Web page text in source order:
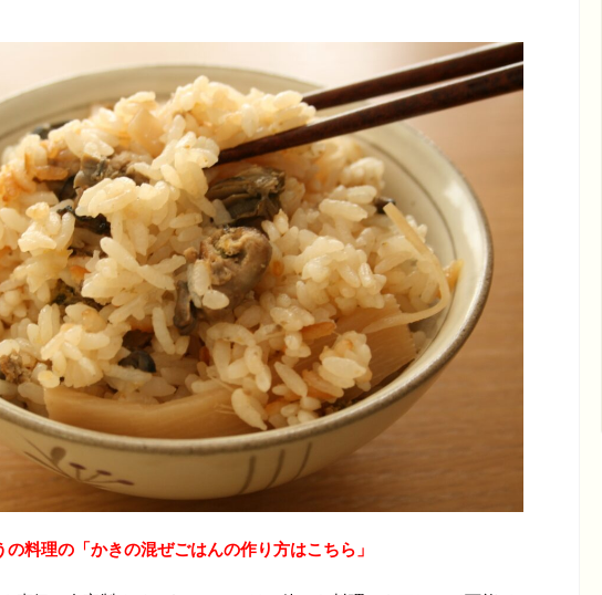
の料理の「かきの混ぜごはんの作り方はこちら」